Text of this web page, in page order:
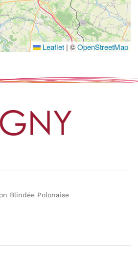
Leaflet | ©OpenStreetMap
Blindée Polonaise